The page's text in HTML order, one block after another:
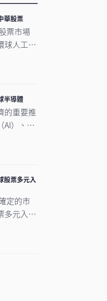
華股票
票市場
球人工智
權指數
要受外
貼增加，
，但我
我們將
大利好
闡釋其看
勢有望
半導體
的重要推
AI）、雲
早前的
驅動的完
年
對後市
利增長強
支持
股票多元入
定的市
多元入息
波動
心的策
增長